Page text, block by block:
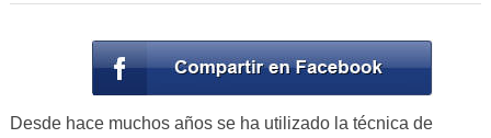
Desde hace muchos años se ha utilizado la técnica de